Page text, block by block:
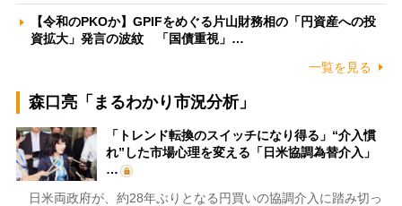
【令和のPKOか】GPIFをめぐる片山財務相の「円資産への投
資拡大」発言の波紋 「国債重視」…
一覧を見る
森口亮「まるわかり市況分析」
「トレンド転換のスイッチになり得る」“介入慣
れ”した市場心理を変える「日米協調為替介入」
…
日米両政府が、約28年ぶりとなる円買いの協調介入に踏み切っ